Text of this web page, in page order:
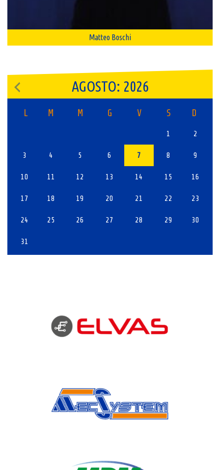
Matteo Boschi
AGOSTO: 2026
L M M G V S D
1 2
3 4 5 6 7 8 9
10 11 12 13 14 15 16
17 18 19 20 21 22 23
24 25 26 27 28 29 30
31